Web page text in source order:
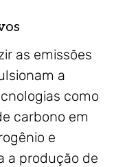
as emissões
a
como
carbono em
e
a produção de